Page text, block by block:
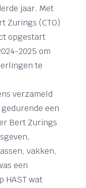
jaar. Met
Zurings (CTO)
opgestart
2025 om
te
verzameld
een
Bert Zurings
vakken,
een
HAST wat